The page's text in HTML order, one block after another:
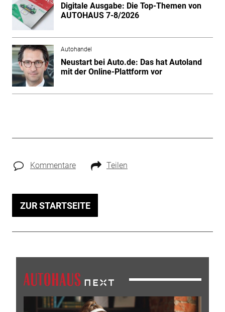
Digitale Ausgabe: Die Top-Themen von
AUTOHAUS 7-8/2026
Autohandel
Neustart bei Auto.de: Das hat Autoland
mit der Online-Plattform vor
Kommentare Teilen
ZUR STARTSEITE